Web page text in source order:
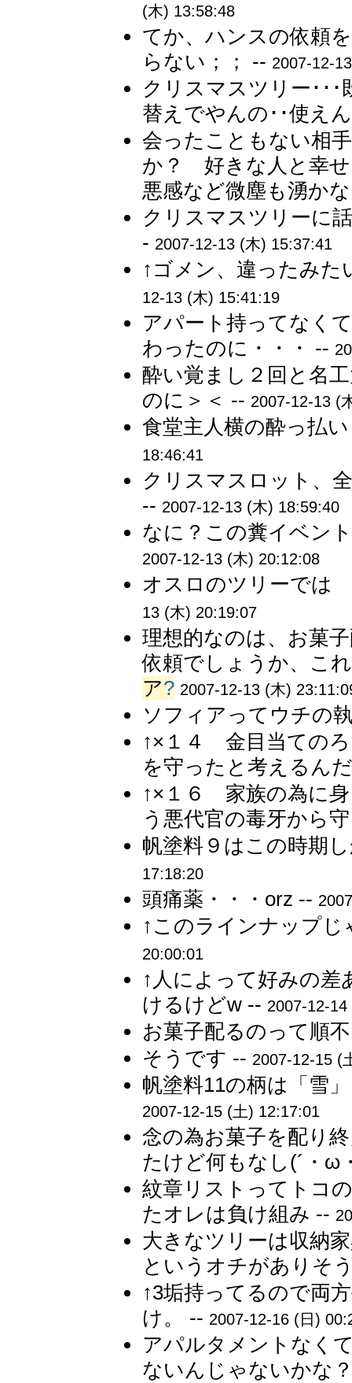
(木) 13:58:48
てか、ハンスの依頼
らない；； -- 2007-12-
クリスマスツリー･･
替えでやんの･･使え
会ったこともない相
か？ 好きな人と幸せ
悪感など微塵も湧か
クリスマスツリーに
- 2007-12-13 (木) 15:37:41
↑ゴメン、違ったみ
12-13 (木) 15:41:19
アパート持ってなく
わったのに・・・ --
酔い覚まし２回と名
のに＞＜ -- 2007-12-13 (
食堂主人横の酔っ払
18:46:41
クリスマスロット、
-- 2007-12-13 (木) 18:59:40
なに？この糞イベン
2007-12-13 (木) 20:12:08
オスロのツリーでは
13 (木) 20:19:07
理想的なのは、お菓
依頼でしょうか、こ
ア? 2007-12-13 (木)
ソフィアってウチの
↑×１４ 金目当ての
を守ったと考えるん
↑×１６ 家族の為に
う悪代官の毒牙から
帆塗料９はこの時期
17:18:20
頭痛薬・・・orz --
↑このラインナップ
20:00:01
↑人によって好みの差
けるけどw -- 2007-12-
お菓子配るのって順
そうです -- 2007-12-15 (
帆塗料11の柄は「雪
2007-12-15 (土) 12:17:01
念の為お菓子を配り
たけど何もなし(´・ω
紋章リストってトコ
たオレは負け組み --
大きなツリーは収納
というオチがありそ
↑3垢持ってるので両
け。 -- 2007-12-16 (日)
アパルタメントなく
ないんじゃないかな